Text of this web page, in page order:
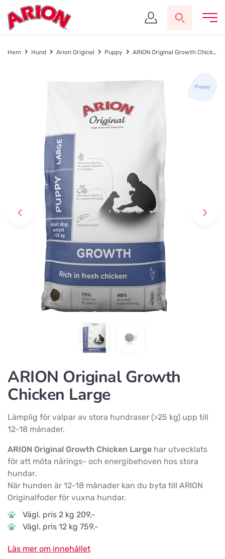
Hem Hund Arion Original Puppy ARION Original Growth Chicken Large
Puppy
ARION Original Growth
Chicken Large
Lämplig för valpar av stora hundraser (>25 kg) upp till
12-18 månader.
ARION Original Growth Chicken Large har utvecklats
för att möta närings- och energibehoven hos stora
hundar.
När hunden är 12-18 månader kan du byta till ARION
Originalfoder för vuxna hundar.
Vägl. pris 2 kg 209,-
Vägl. pris 12 kg 759,-
Läs mer om innehållet